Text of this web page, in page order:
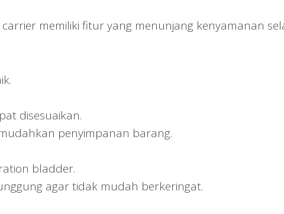
memiliki fitur yang menunjang kenyamanan
disesuaikan.
penyimpanan barang.
bladder.
agar tidak mudah berkeringat.